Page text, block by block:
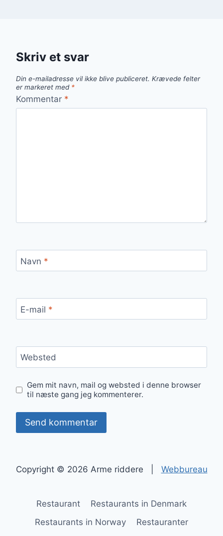
Skriv et svar
Din e-mailadresse vil ikke blive publiceret. Krævede felter
er markeret med *
Kommentar *
Navn *
E-mail *
Websted
Gem mit navn, mail og websted i denne browser
til næste gang jeg kommenterer.
Copyright © 2026 Arme riddere | Webbureau
Restaurant
Restaurants in Denmark
Restaurants in Norway
Restauranter